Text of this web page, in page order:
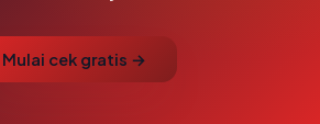
Mulai cek gratis →